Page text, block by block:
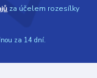
za účelem rozesílky
za 14 dní.